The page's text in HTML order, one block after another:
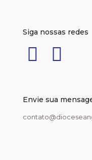
Siga nossas redes
Envie sua